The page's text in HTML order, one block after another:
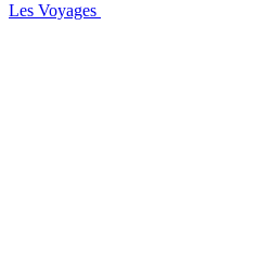
Les Voyages